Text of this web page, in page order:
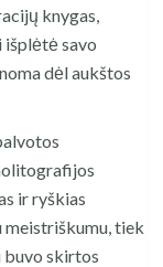
knygas,
išplėtė savo
dėl aukštos
ir ryškias
tiek
buvo skirtos